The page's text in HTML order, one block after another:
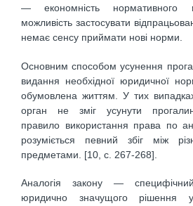
— економність нормативного
можливість застосувати
немає сенсу приймати нові норми.
Основним способом усунення
видання необхідної юридичної
обумовлена життям. У тих
орган не зміг усунути
правило використання права по
розуміється певний збіг між
предметами. [10, с. 267-268].
Аналогія закону —
юридично значущого рішення